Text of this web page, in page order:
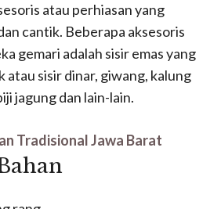
atau perhiasan yang
cantik. Beberapa aksesoris
gemari adalah sisir emas yang
atau sisir dinar, giwang, kalung
jagung dan lain-lain.
Tradisional Jawa Barat